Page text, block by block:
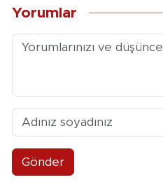
Yorumlar
Gönder